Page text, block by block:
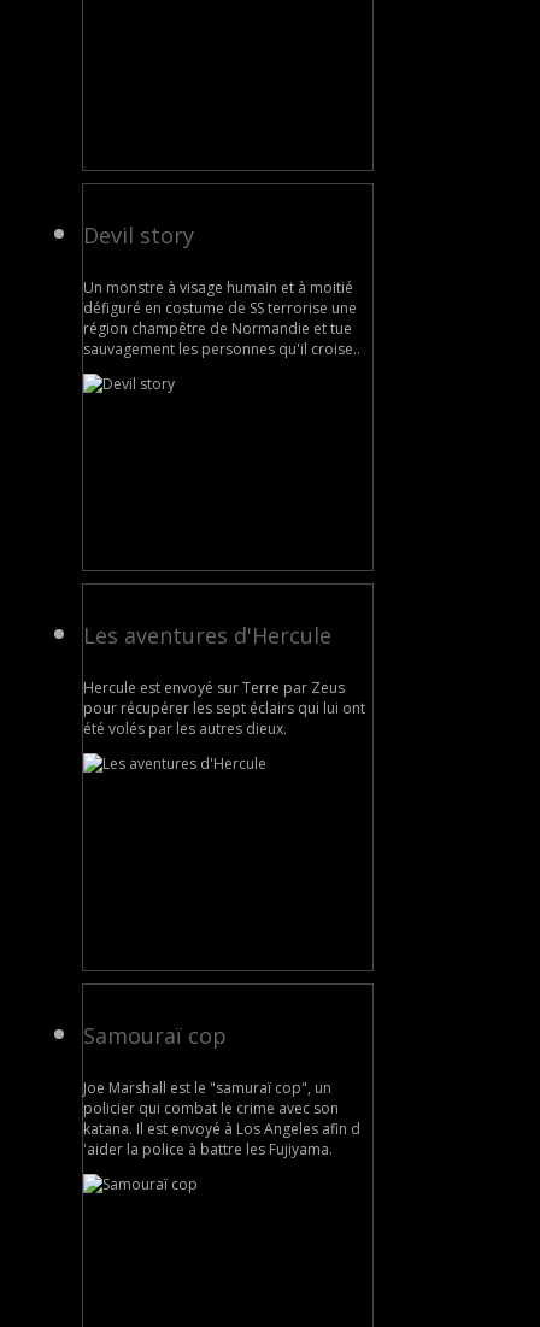
Devil story
Un monstre à visage humain et à moitié
défiguré en costume de SS terrorise une
région champêtre de Normandie et tue
sauvagement les personnes qu'il croise..
Les aventures d'Hercule
Hercule est envoyé sur Terre par Zeus
pour récupérer les sept éclairs qui lui ont
été volés par les autres dieux.
Samouraï cop
Joe Marshall est le "samuraï cop", un
policier qui combat le crime avec son
katana. Il est envoyé à Los Angeles afin d
'aider la police à battre les Fujiyama.